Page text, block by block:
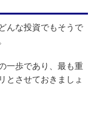
んな投資でもそうで
一歩であり、最も重
とさせておきましょ